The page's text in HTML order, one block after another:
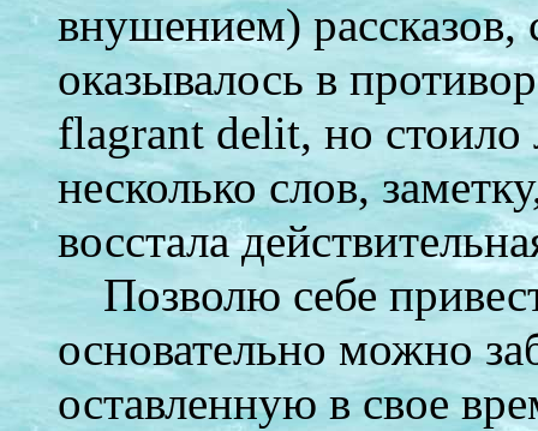
внушением)
оказывалось в
flagrant delit, но стоило
несколько слов,
восстала
Позволю себе
основательно можно
оставленную в свое